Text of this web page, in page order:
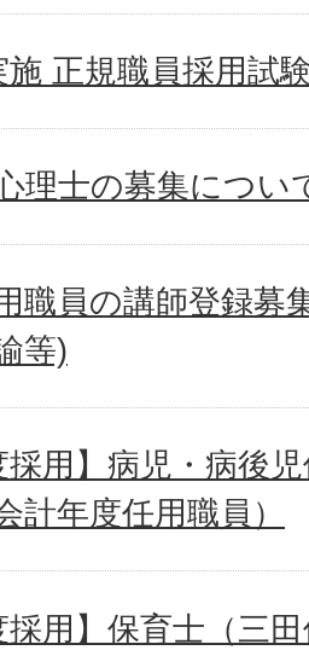
正規職員採用試
理士の募集につい
職員の講師登録募
等)
採用】病児・病後
計年度任用職員）
採用】保育士（三